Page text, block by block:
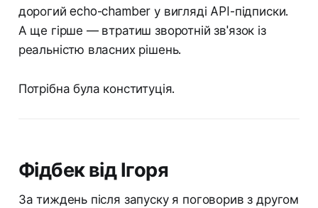
дорогий echo-chamber у вигляді API-підписки.
А ще гірше — втратиш зворотній зв'язок із
реальністю власних рішень.
Потрібна була конституція.
Фідбек від Ігоря
За тиждень після запуску я поговорив з другом